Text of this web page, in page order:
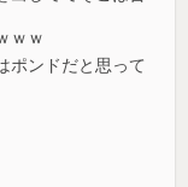
ｗｗ
ポンドだと思って